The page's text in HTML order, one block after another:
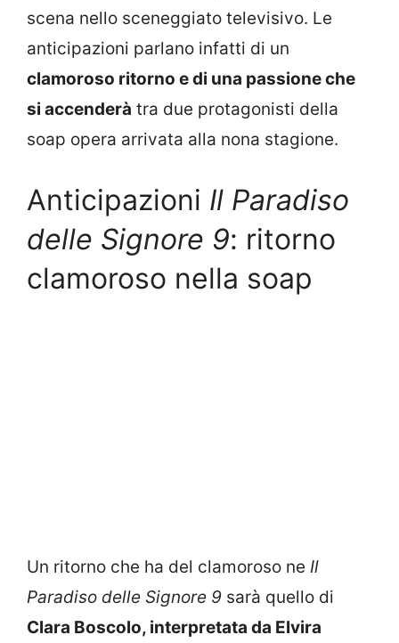
scena nello sceneggiato televisivo. Le
anticipazioni parlano infatti di un
clamoroso ritorno e di una passione che
si accenderà tra due protagonisti della
soap opera arrivata alla nona stagione.
Anticipazioni Il Paradiso
delle Signore 9: ritorno
clamoroso nella soap
Un ritorno che ha del clamoroso ne Il
Paradiso delle Signore 9 sarà quello di
Clara Boscolo, interpretata da Elvira